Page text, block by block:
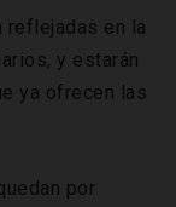
reflejadas en la
y estarán
ya ofrecen las
por